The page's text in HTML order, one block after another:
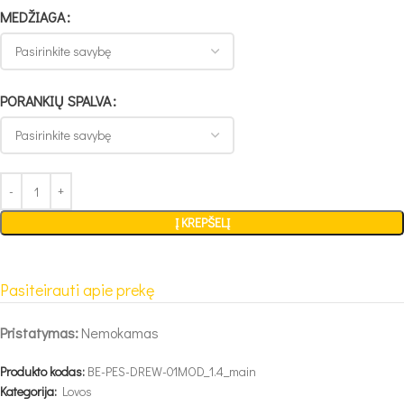
MEDŽIAGA
PORANKIŲ SPALVA
Į KREPŠELĮ
Pasiteirauti apie prekę
Pristatymas:Nemokamas
Produkto kodas: BE-PES-DREW-01MOD_1.4_main
Kategorija: Lovos